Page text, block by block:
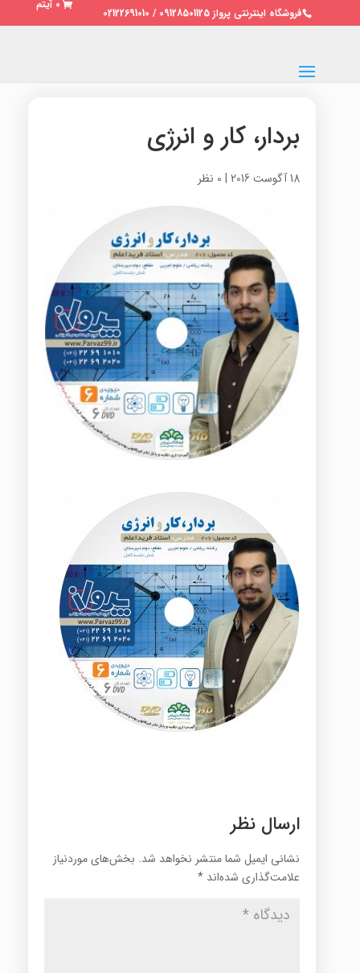
فروشگاه اینترنتی پرواز 09128501125 / 02122691010
0 آیتم
بردار، کار و انرژی
18 آگوست 2016 | 0 نظر
ارسال نظر
نشانی ایمیل شما منتشر نخواهد شد. بخش‌های موردنیاز
علامت‌گذاری شده‌اند *